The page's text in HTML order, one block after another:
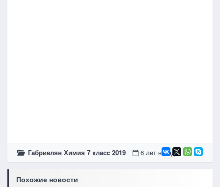
Габриелян Химия 7 класc 2019 6 лет назад
Похожие новости